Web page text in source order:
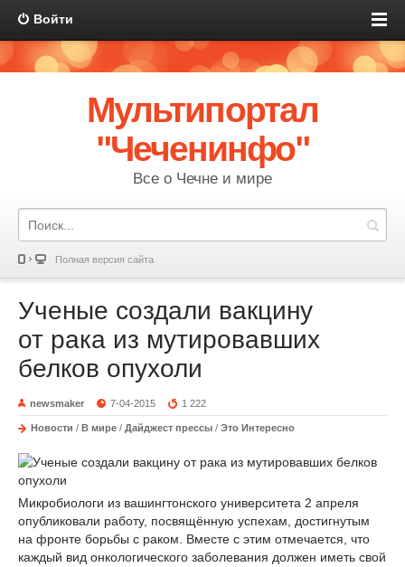
Войти
Мультипортал
"Чеченинфо"
Все о Чечне и мире
Полная версия сайта
Ученые создали вакцину
от рака из мутировавших
белков опухоли
newsmaker 7-04-2015 1 222
Новости / В мире / Дайджест прессы / Это Интересно
Микробиологи из вашингтонского университета 2 апреля
опубликовали работу, посвящённую успехам, достигнутым
на фронте борьбы с раком. Вместе с этим отмечается, что
каждый вид онкологического заболевания должен иметь свой